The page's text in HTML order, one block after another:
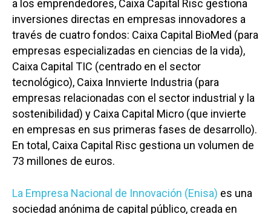
a los emprendedores, Caixa Capital Risc gestiona
inversiones directas en empresas innovadores a
través de cuatro fondos: Caixa Capital BioMed (para
empresas especializadas en ciencias de la vida),
Caixa Capital TIC (centrado en el sector
tecnológico), Caixa Innvierte Industria (para
empresas relacionadas con el sector industrial y la
sostenibilidad) y Caixa Capital Micro (que invierte
en empresas en sus primeras fases de desarrollo).
En total, Caixa Capital Risc gestiona un volumen de
73 millones de euros.
La Empresa Nacional de Innovación (Enisa) es una
sociedad anónima de capital público, creada en
Albacete
Cuenca
Guadalajara
Talavera
Educación
Cultura
Deportes
Sucesos
Medio Ambiente
Planeta Rural
Política